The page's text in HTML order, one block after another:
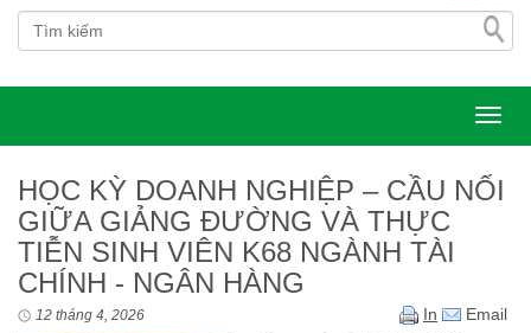
HỌC KỲ DOANH NGHIỆP – CẦU NỐI
GIỮA GIẢNG ĐƯỜNG VÀ THỰC
TIỄN SINH VIÊN K68 NGÀNH TÀI
CHÍNH - NGÂN HÀNG
12 tháng 4, 2026 In
Email